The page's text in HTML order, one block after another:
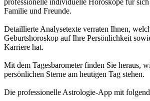
Familie und Freunde.
Detaillierte Analysetexte verraten Ihnen,
Geburtshoroskop auf Ihre Persönlichkeit
Karriere hat.
Mit dem Tagesbarometer finden Sie heraus,
persönlichen Sterne am heutigen Tag stehen.
Die professionelle Astrologie-App mit